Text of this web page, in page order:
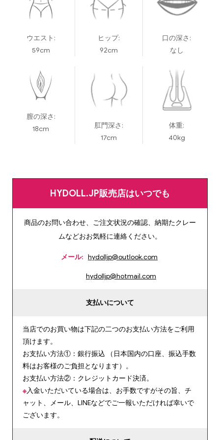
ウエスト:
59cm
ヒップ:
92cm
口の深さ:
なし
膣の深さ:
18cm
肛門深さ:
17cm
体重:
40kg
HYDOLL.JP販売店はいつでも
商品のお問い合わせ、ご注文状況の確認、納期たクレー
ムなどおお気軽に連絡ください。
メール: hydolljp@outlook.com
hydolljp@hotmail.com
支払いについて
当店でのお買い物は下記の二つのお支払い方法をご利用
頂けます。
お支払い方法①：銀行振込 （日本国内の口座、振込手数
料はお客様のご負担となります）。
お支払い方法②：クレジットカード決済。
※入金いただいている場合は、お手数ですがその旨、チ
ャット、メール、LINEなどでご一報いただければ幸いで
ございます。